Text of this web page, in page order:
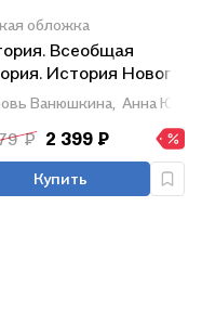
Александр Данилов
обложка
Всеобщая
История Нового
Конец XV-XVII
Ванюшкина, Анна
₽ 2 399 ₽
Купить